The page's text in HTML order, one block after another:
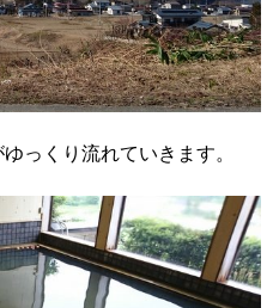
っくり流れていきます。